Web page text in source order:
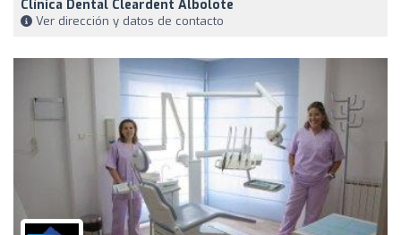
Clínica Dental Cleardent Albolote
Ver dirección y datos de contacto